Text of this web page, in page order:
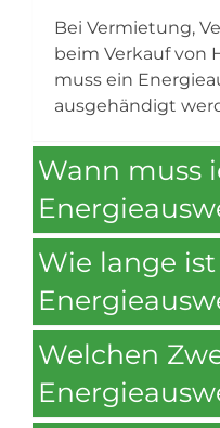
Bei Vermietung,
beim Verkauf von
muss ein
ausgehändigt
Wann muss
Wie lange
Welchen